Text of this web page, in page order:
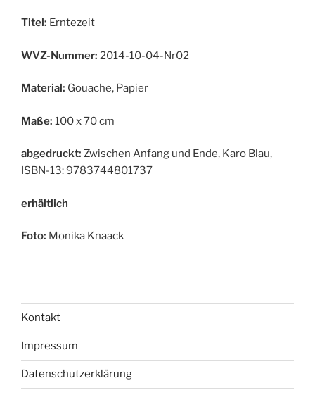
Titel: Erntezeit
WVZ-Nummer: 2014-10-04-Nr02
Material: Gouache, Papier
Maße: 100 x 70 cm
abgedruckt: Zwischen Anfang und Ende, Karo Blau,
ISBN-13: 9783744801737
erhältlich
Foto: Monika Knaack
Kontakt
Impressum
Datenschutzerklärung